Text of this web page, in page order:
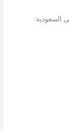
السعودية: